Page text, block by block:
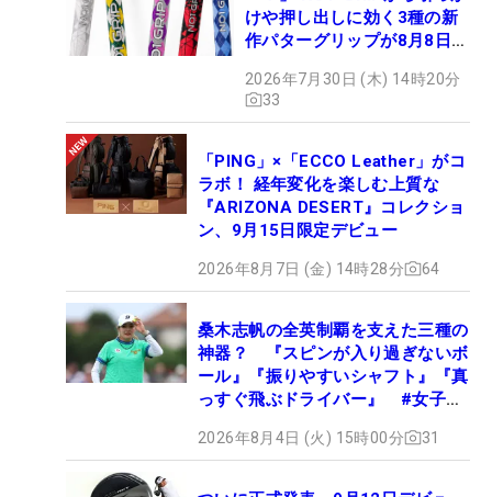
けや押し出しに効く3種の新
作パターグリップが8月8日デ
2026年7月30日 (木) 14時20分
33
「PING」×「ECCO Leather」がコ
ラボ！ 経年変化を楽しむ上質な
『ARIZONA DESERT』コレクショ
ン、9月15日限定デビュー
2026年8月7日 (金) 14時28分 64
桑木志帆の全英制覇を支えた三種の
神器？ 『スピンが入り過ぎないボ
ール』『振りやすいシャフト』『真
っすぐ飛ぶドライバー』 #女子プ
2026年8月4日 (火) 15時00分 31